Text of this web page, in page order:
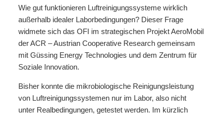
Wie gut funktionieren Luftreinigungssysteme wirklich
außerhalb idealer Laborbedingungen? Dieser Frage
widmete sich das OFI im strategischen Projekt AeroMobil
der ACR – Austrian Cooperative Research gemeinsam
mit Güssing Energy Technologies und dem Zentrum für
Soziale Innovation.
Bisher konnte die mikrobiologische Reinigungsleistung
von Luftreinigungssystemen nur im Labor, also nicht
unter Realbedingungen, getestet werden. Im kürzlich